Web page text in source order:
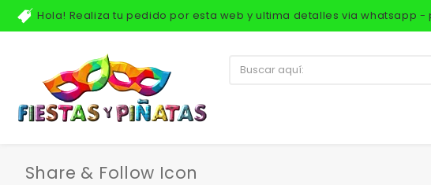
Hola! Realiza tu pedido por esta web y ultima detalles via whatsapp -
Share & Follow Icon